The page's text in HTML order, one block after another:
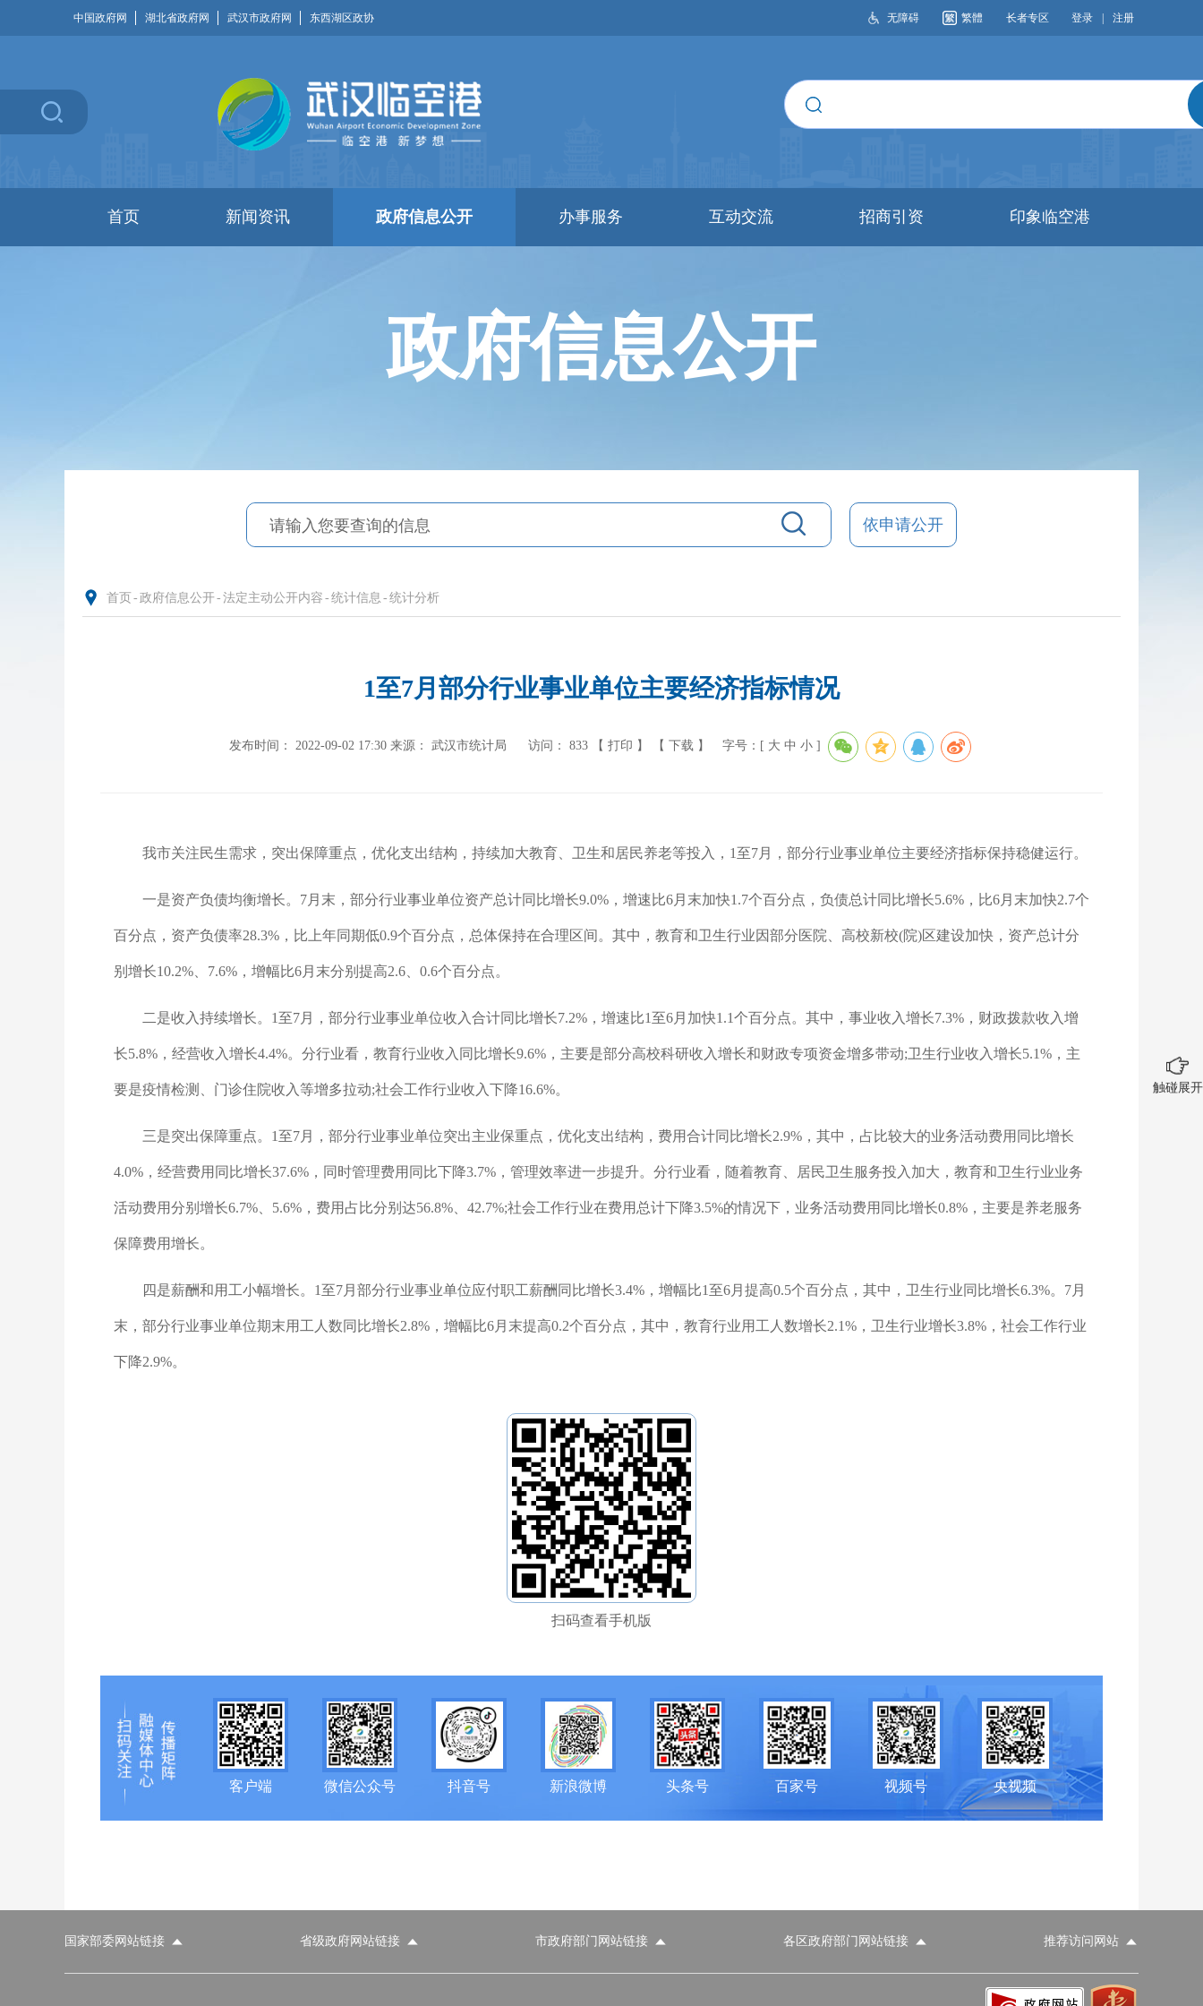
中国政府网 湖北省政府网 武汉市政府网 东西湖区政协 无障碍 繁體 长者专区 登录 注册
首页 新闻资讯 政府信息公开 办事服务 互动交流 招商引资 印象临空港
政府信息公开
依申请公开
首页 - 政府信息公开- 法定主动公开内容 - 统计信息 - 统计分析
1至7月部分行业事业单位主要经济指标情况
发布时间： 2022-09-02 17:30 来源： 武汉市统计局 访问： 833 【 打印 】 【 下载 】 字号：[ 大 中 小]
我市关注民生需求，突出保障重点，优化支出结构，持续加大教育、卫生和居民养老等投入，1至7月，部分行业事业单位主要经济指标保持稳健运行。
一是资产负债均衡增长。7月末，部分行业事业单位资产总计同比增长9.0%，增速比6月末加快1.7个百分点，负债总计同比增长5.6%，比6月末加快2.7个
百分点，资产负债率28.3%，比上年同期低0.9个百分点，总体保持在合理区间。其中，教育和卫生行业因部分医院、高校新校(院)区建设加快，资产总计分
别增长10.2%、7.6%，增幅比6月末分别提高2.6、0.6个百分点。
二是收入持续增长。1至7月，部分行业事业单位收入合计同比增长7.2%，增速比1至6月加快1.1个百分点。其中，事业收入增长7.3%，财政拨款收入增
长5.8%，经营收入增长4.4%。分行业看，教育行业收入同比增长9.6%，主要是部分高校科研收入增长和财政专项资金增多带动;卫生行业收入增长5.1%，主
要是疫情检测、门诊住院收入等增多拉动;社会工作行业收入下降16.6%。
三是突出保障重点。1至7月，部分行业事业单位突出主业保重点，优化支出结构，费用合计同比增长2.9%，其中，占比较大的业务活动费用同比增长
4.0%，经营费用同比增长37.6%，同时管理费用同比下降3.7%，管理效率进一步提升。分行业看，随着教育、居民卫生服务投入加大，教育和卫生行业业务
活动费用分别增长6.7%、5.6%，费用占比分别达56.8%、42.7%;社会工作行业在费用总计下降3.5%的情况下，业务活动费用同比增长0.8%，主要是养老服务
保障费用增长。
四是薪酬和用工小幅增长。1至7月部分行业事业单位应付职工薪酬同比增长3.4%，增幅比1至6月提高0.5个百分点，其中，卫生行业同比增长6.3%。7月
末，部分行业事业单位期末用工人数同比增长2.8%，增幅比6月末提高0.2个百分点，其中，教育行业用工人数增长2.1%，卫生行业增长3.8%，社会工作行业
下降2.9%。
扫码查看手机版
客户端 微信公众号 抖音号 新浪微博 头条号 百家号 视频号 央视频
国家部委网站链接 省级政府网站链接 市政府部门网站链接 各区政府部门网站链接 推荐访问网站
国家部委网站 省级政府网站 市政府部门网站 各区政府部门网站 推荐访问网站
触碰展开